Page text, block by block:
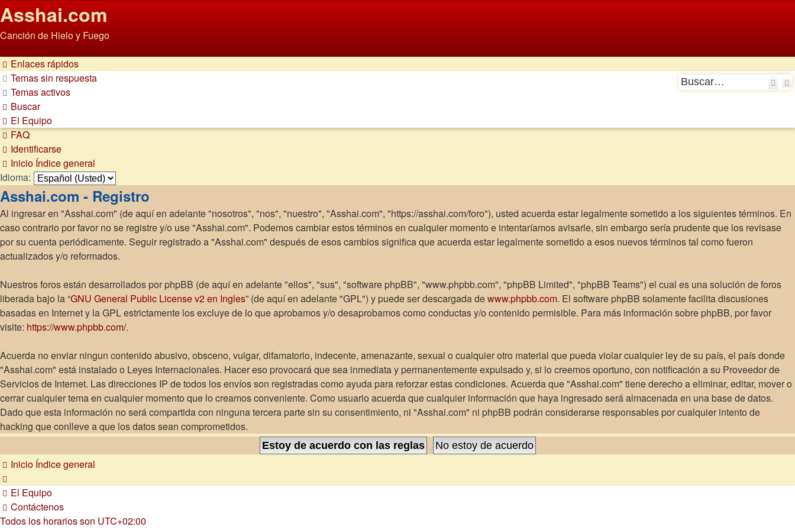
Asshai.com
Canción de Hielo y Fuego
Enlaces rápidos
Temas sin respuesta
Temas activos
Buscar
El Equipo
FAQ
Identificarse
Inicio Índice general
Idioma:
Asshai.com - Registro
Al ingresar en "Asshai.com" (de aquí en adelante "nosotros", "nos", "nuestro", "Asshai.com", "https://asshai.com/foro"), usted acuerda estar legalmente sometido a los siguientes términos. En
caso contrario por favor no se registre y/o use "Asshai.com". Podemos cambiar estos términos en cualquier momento e intentaríamos avisarle, sin embargo sería prudente que los revisase
por su cuenta periódicamente. Seguir registrado a "Asshai.com" después de esos cambios significa que acuerda estar legalmente sometido a esos nuevos términos tal como fueron
actualizados y/o reformados.
Nuestros foros están desarrollados por phpBB (de aquí en adelante "ellos", "sus", "software phpBB", "www.phpbb.com", "phpBB Limited", "phpBB Teams") el cual es una solución de foros
liberada bajo la “GNU General Public License v2 en Ingles” (de aquí en adelante "GPL") y puede ser descargada dewww.phpbb.com. El software phpBB solamente facilita discusiones
basadas en Internet y la GPL estrictamente los excluye de lo que aprobamos y/o desaprobamos como conductas y/o contenido permisible. Para más información sobre phpBB, por favor
visite: https://www.phpbb.com/.
Acuerda no enviar ningun contenido abusivo, obsceno, vulgar, difamatorio, indecente, amenazante, sexual o cualquier otro material que pueda violar cualquier ley de su país, el país donde
"Asshai.com" está instalado o Leyes Internacionales. Hacer eso provocará que sea inmediata y permanentemente expulsado y, si lo creemos oportuno, con notificación a su Proveedor de
Servicios de Internet. Las direcciones IP de todos los envíos son registradas como ayuda para reforzar estas condiciones. Acuerda que "Asshai.com" tiene derecho a eliminar, editar, mover o
cerrar cualquier tema en cualquier momento que lo creamos conveniente. Como usuario acuerda que cualquier información que haya ingresado será almacenada en una base de datos.
Dado que esta información no será compartida con ninguna tercera parte sin su consentimiento, ni "Asshai.com" ni phpBB podrán considerarse responsables por cualquier intento de
hacking que conlleve a que los datos sean comprometidos.
Inicio Índice general
El Equipo
Contáctenos
Todos los horarios son UTC+02:00